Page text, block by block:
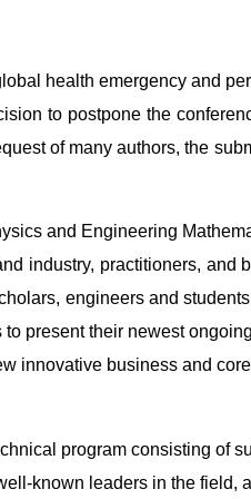
health emergency and
to postpone the
of many authors, the
and Engineering
industry, practitioners, and
engineers and
present their newest
innovative business and
program consisting of
known leaders in the field,